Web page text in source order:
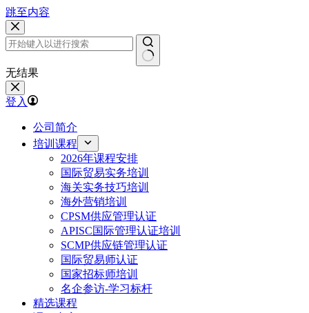
跳至内容
无结果
登入
公司简介
培训课程
2026年课程安排
国际贸易实务培训
海关实务技巧培训
海外营销培训
CPSM供应管理认证
APISC国际管理认证培训
SCMP供应链管理认证
国际贸易师认证
国家招标师培训
名企参访-学习标杆
精选课程